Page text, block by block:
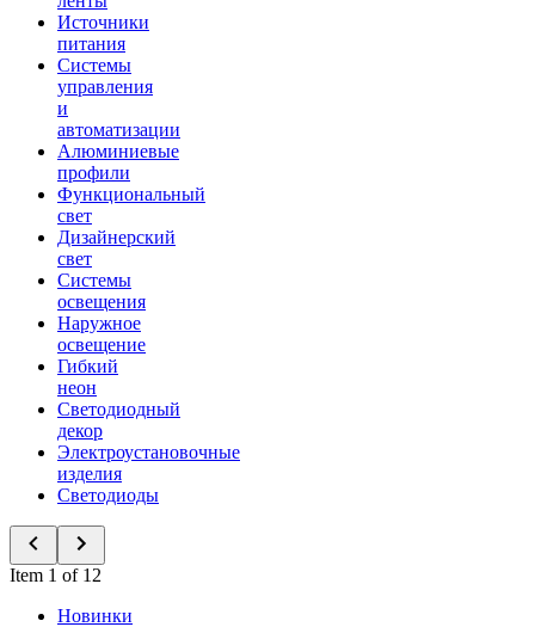
Источники
питания
Системы
управления
и
автоматизации
Алюминиевые
профили
Функциональный
свет
Дизайнерский
свет
Системы
освещения
Наружное
освещение
Гибкий
неон
Светодиодный
декор
Электроустановочные
изделия
Светодиоды
Item 1 of 12
Новинки